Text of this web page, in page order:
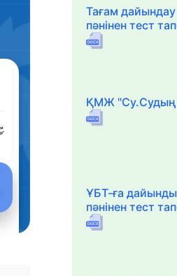
Тағам
пәнінен тест
ҚМЖ "Су.Судың
ҰБТ-ға
пәнінен тест